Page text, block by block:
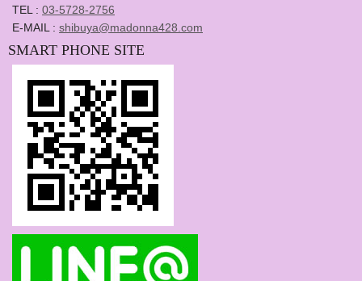
TEL : 03-5728-2756
E-MAIL : shibuya@madonna428.com
SMART PHONE SITE